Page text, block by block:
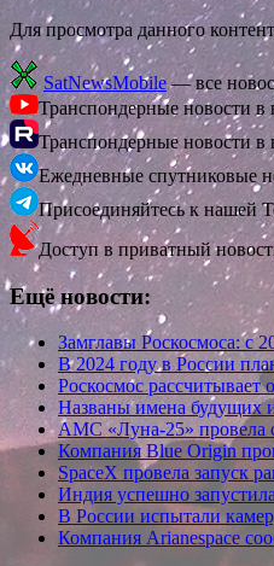
Для просмотра данного
SatNewsMobile— все
Транспондерные новости в
Транспондерные новости в
Ежедневные спутниковые
Присоединяйтесь к нашей
Доступ в приватный
Ещё новости:
Замглавы Роскосмоса: с
В 2024 году в России
Роскосмос рассчитывает
Названы имена будущих
АМС «Луна-25» провела
Компания Blue Origin
SpaceX провела запуск
Индия успешно
В России испытали
Компания Arianespace